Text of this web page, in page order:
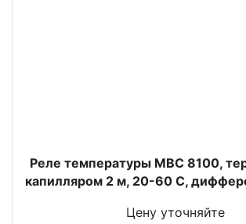
Реле температуры MBC 8100,
капилляром 2 м, 20-60 С,
Цену уточняйте